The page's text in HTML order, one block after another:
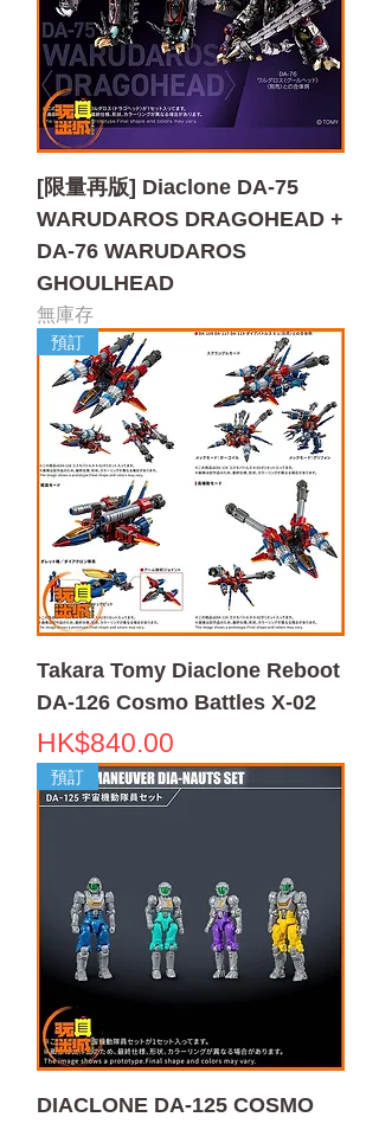
[限量再版] Diaclone DA-75
WARUDAROS DRAGOHEAD +
DA-76 WARUDAROS
GHOULHEAD
無庫存
預訂
Takara Tomy Diaclone Reboot
DA-126 Cosmo Battles X-02
價格
HK$840.00
預訂
DIACLONE DA-125 COSMO